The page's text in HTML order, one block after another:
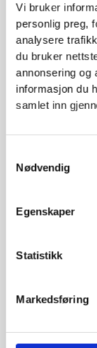
Vi bruker
personlig preg,
analysere
du bruker
annonsering og
informasjon du
samlet inn
Nødvendig
Egenskaper
Statistikk
Markedsføring
kr.
4,1
1927